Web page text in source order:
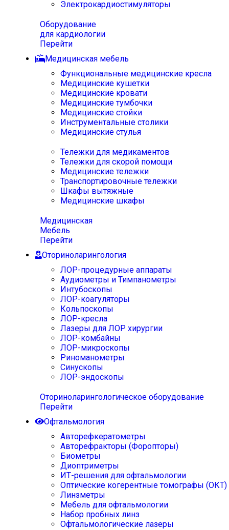
Электрокардиостимуляторы
Оборудование
для кардиологии
Перейти
Медицинская мебель
Функциональные медицинские кресла
Медицинские кушетки
Медицинские кровати
Медицинские тумбочки
Медицинские стойки
Инструментальные столики
Медицинские стулья
Тележки для медикаментов
Тележки для скорой помощи
Медицинские тележки
Транспортировочные тележки
Шкафы вытяжные
Медицинские шкафы
Медицинская
Мебель
Перейти
Оториноларингология
ЛОР-процедурные аппараты
Аудиометры и Тимпанометры
Интубоскопы
ЛОР-коагуляторы
Кольпоскопы
ЛОР-кресла
Лазеры для ЛОР хирургии
ЛОР-комбайны
ЛОР-микроскопы
Риноманометры
Синускопы
ЛОР-эндоскопы
Оториноларингологическое оборудование
Перейти
Офтальмология
Авторефкератометры
Авторефракторы (Форопторы)
Биометры
Диоптриметры
ИТ-решения для офтальмологии
Оптические когерентные томографы (ОКТ)
Линзметры
Мебель для офтальмологии
Набор пробных линз
Офтальмологические лазеры